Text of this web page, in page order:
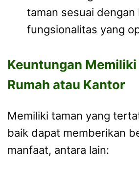
taman sesuai dengan
fungsionalitas yang
Keuntungan Memiliki
Rumah atau Kantor
Memiliki taman yang
baik dapat memberikan
manfaat, antara lain: